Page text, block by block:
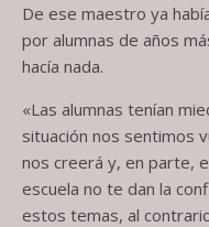
De ese maestro ya
por alumnas de años
hacía nada.
«Las alumnas tenían
situación nos sentimos
nos creerá y, en parte,
escuela no te dan la
estos temas, al